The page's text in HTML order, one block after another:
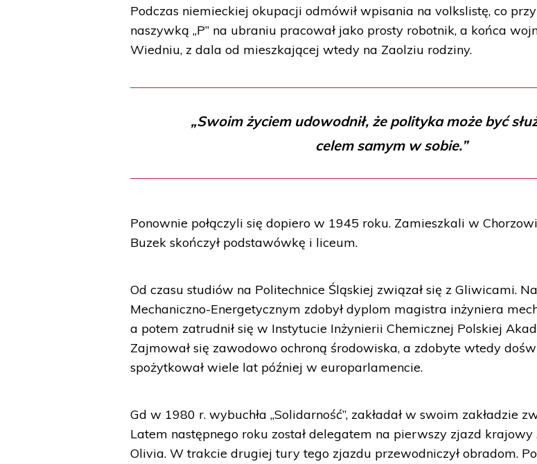
Podczas niemieckiej okupacji odmówił wpisania na volkslistę, co
naszywką „P” na ubraniu pracował jako prosty robotnik, a końca
Wiedniu, z dala od mieszkającej wtedy na Zaolziu rodziny.
„Swoim życiem udowodnił, że polityka może być
celem samym w sobie.”
Ponownie połączyli się dopiero w 1945 roku. Zamieszkali w
Buzek skończył podstawówkę i liceum.
Od czasu studiów na Politechnice Śląskiej związał się z Gliwicami.
Mechaniczno-Energetycznym zdobył dyplom magistra inżyniera
a potem zatrudnił się w Instytucie Inżynierii Chemicznej Polskiej
Zajmował się zawodowo ochroną środowiska, a zdobyte wtedy
spożytkował wiele lat później w europarlamencie.
Gd w 1980 r. wybuchła „Solidarność”, zakładał w swoim zakładzie
Latem następnego roku został delegatem na pierwszy zjazd krajowy
Olivia. W trakcie drugiej tury tego zjazdu przewodniczył obradom.